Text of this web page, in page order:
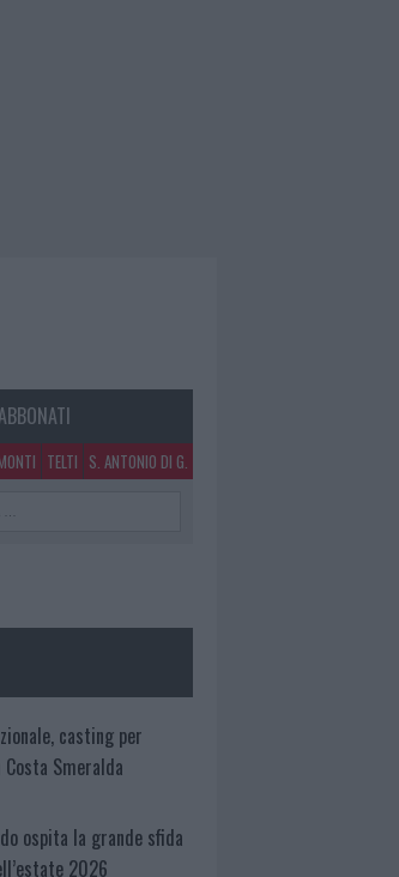
TELTI S. ANTONIO DI G.
casting per
Smeralda
ospita la grande sfida
2026